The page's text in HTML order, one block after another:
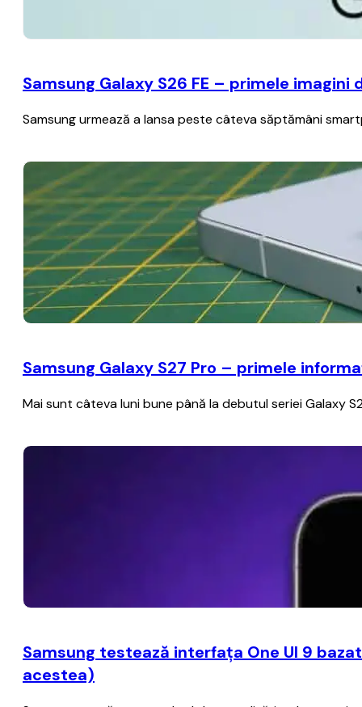
Samsung Galaxy S26 FE – primele
Samsung urmează a lansa peste câteva săptămâni
Samsung Galaxy S27 Pro – primele
Mai sunt câteva luni bune până la debutul seriei Galaxy
Samsung testează interfaţa One UI 9
acestea)